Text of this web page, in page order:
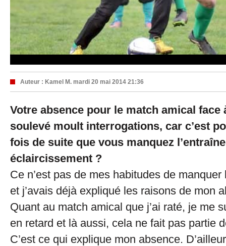
Auteur : Kamel M. mardi 20 mai 2014 21:36
Votre absence pour le match amical face
soulevé moult interrogations, car c’est
fois de suite que vous manquez
éclaircissement ?
Ce n’est pas de mes habitudes de
et j’avais déjà expliqué les raisons de mon
Quant au match amical que j’ai raté, je me
en retard et là aussi, cela ne fait pas partie
C’est ce qui explique mon absence.